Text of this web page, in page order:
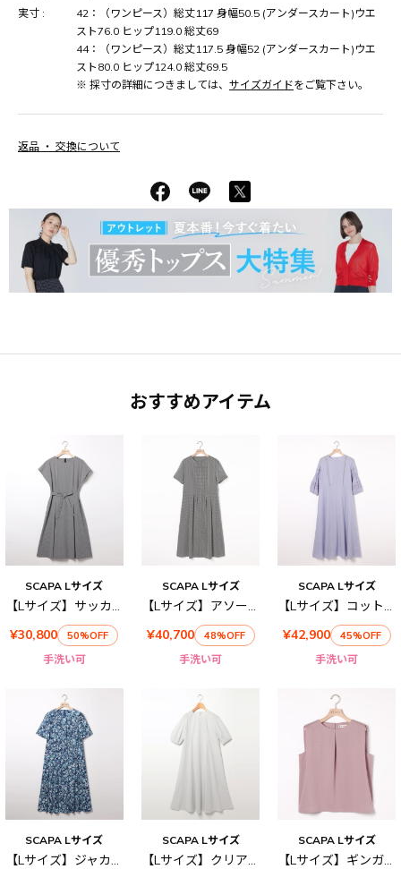
実寸 :
42：（ワンピース）総丈117 身幅50.5 (アンダースカート)ウエ
スト76.0 ヒップ119.0 総丈69
44：（ワンピース）総丈117.5 身幅52 (アンダースカート)ウエ
スト80.0 ヒップ124.0 総丈69.5
※ 採寸の詳細につきましては、 サイズガイドをご覧下さい。
返品 ・ 交換について
おすすめアイテム
SCAPA Lサイズ
【Lサイズ】サッカーギンガムワンピース
¥30,800
50%OFF
手洗い可
SCAPA Lサイズ
【Lサイズ】アソートメッシュワンピース
¥40,700
48%OFF
手洗い可
SCAPA Lサイズ
【Lサイズ】コットンローンワンピース
¥42,900
45%OFF
手洗い可
SCAPA Lサイズ
【Lサイズ】ジャカードフラワーワンピース
SCAPA Lサイズ
【Lサイズ】クリアコットンワンピース
SCAPA Lサイズ
【Lサイズ】ギンガムジャカードノースリーブカットソー